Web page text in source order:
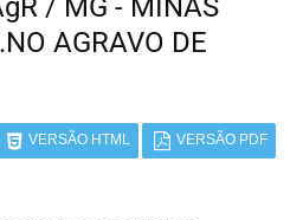
/ MG - MINAS
AGRAVO DE
VERSÃO HTML VERSÃO PDF